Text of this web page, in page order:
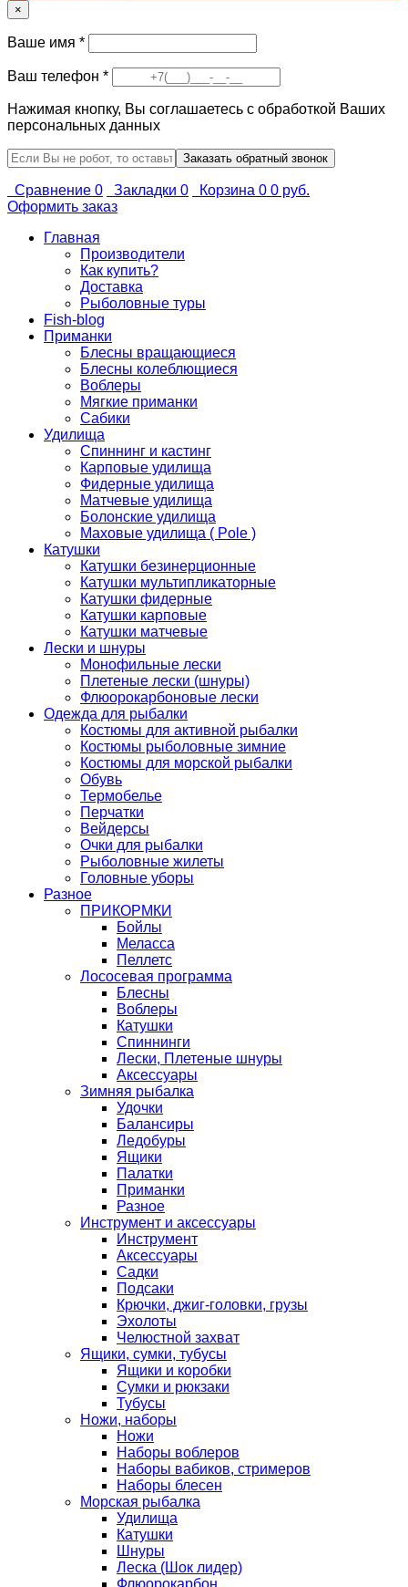
×
Ваше имя *
Ваш телефон *
Нажимая кнопку, Вы соглашаетесь с обработкой Ваших
персональных данных
Сравнение 0 Закладки 0 Корзина 0 0 руб.
Оформить заказ
Главная
Производители
Как купить?
Доставка
Рыболовные туры
Fish-blog
Приманки
Блесны вращающиеся
Блесны колеблющиеся
Воблеры
Мягкие приманки
Сабики
Удилища
Спиннинг и кастинг
Карповые удилища
Фидерные удилища
Матчевые удилища
Болонские удилища
Маховые удилища ( Pole )
Катушки
Катушки безинерционные
Катушки мультипликаторные
Катушки фидерные
Катушки карповые
Катушки матчевые
Лески и шнуры
Монофильные лески
Плетеные лески (шнуры)
Флюорокарбоновые лески
Одежда для рыбалки
Костюмы для активной рыбалки
Костюмы рыболовные зимние
Костюмы для морской рыбалки
Обувь
Термобелье
Перчатки
Вейдерсы
Очки для рыбалки
Рыболовные жилеты
Головные уборы
Разное
ПРИКОРМКИ
Бойлы
Меласса
Пеллетс
Лососевая программа
Блесны
Воблеры
Катушки
Спиннинги
Лески, Плетеные шнуры
Аксессуары
Зимняя рыбалка
Удочки
Балансиры
Ледобуры
Ящики
Палатки
Приманки
Разное
Инструмент и аксессуары
Инструмент
Аксессуары
Садки
Подсаки
Крючки, джиг-головки, грузы
Эхолоты
Челюстной захват
Ящики, сумки, тубусы
Ящики и коробки
Сумки и рюкзаки
Тубусы
Ножи, наборы
Ножи
Наборы воблеров
Наборы вабиков, стримеров
Наборы блесен
Морская рыбалка
Удилища
Катушки
Шнуры
Леска (Шок лидер)
Флюорокарбон